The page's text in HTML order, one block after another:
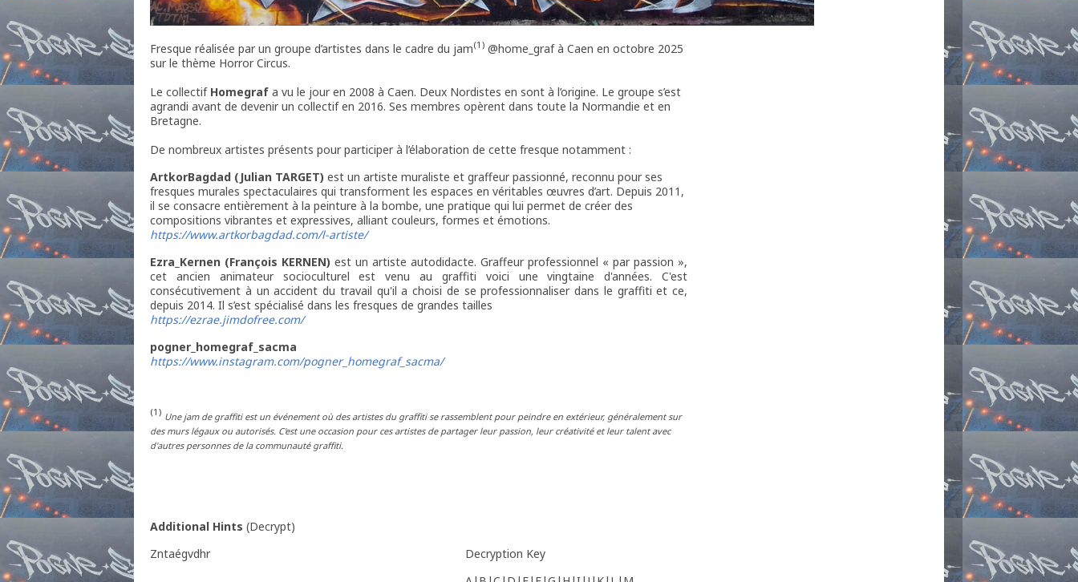
Fresque réalisée par un groupe d’artistes dans le cadre du jam(1) @home_graf à Caen en octobre 2025
sur le thème Horror Circus.
Le collectif Homegraf a vu le jour en 2008 à Caen. Deux Nordistes en sont à l’origine. Le groupe s’est
agrandi avant de devenir un collectif en 2016. Ses membres opèrent dans toute la Normandie et en
Bretagne.
De nombreux artistes présents pour participer à l’élaboration de cette fresque notamment :
ArtkorBagdad (Julian TARGET) est un artiste muraliste et graffeur passionné, reconnu pour ses
fresques murales spectaculaires qui transforment les espaces en véritables œuvres d’art. Depuis 2011,
il se consacre entièrement à la peinture à la bombe, une pratique qui lui permet de créer des
compositions vibrantes et expressives, alliant couleurs, formes et émotions.
https://www.artkorbagdad.com/l-artiste/
Ezra _Kernen (François KERNEN) est un artiste autodidacte. Graffeur professionnel « par passion »,
cet ancien animateur socioculturel est venu au graffiti voici une vingtaine d'années. C'est
consécutivement à un accident du travail qu'il a choisi de se professionnaliser dans le graffiti et ce,
depuis 2014. Il s’est spécialisé dans les fresques de grandes tailles
https://ezrae.jimdofree.com/
pogner_homegraf_sacma
https://www.instagram.com/pogner_homegraf_sacma/
(1) Une jam de graffiti est un événement où des artistes du graffiti se rassemblent pour peindre en extérieur, généralement sur
des murs légaux ou autorisés. C'est une occasion pour ces artistes de partager leur passion, leur créativité et leur talent avec
d'autres personnes de la communauté graffiti.
Additional Hints (Decrypt)
Zntaégvdhr
Decryption Key